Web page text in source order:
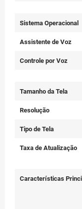
Sistema Operacional
Assistente de Voz
Controle por Voz
Tamanho da Tela
Resolução
Tipo de Tela
Taxa de Atualização
Características